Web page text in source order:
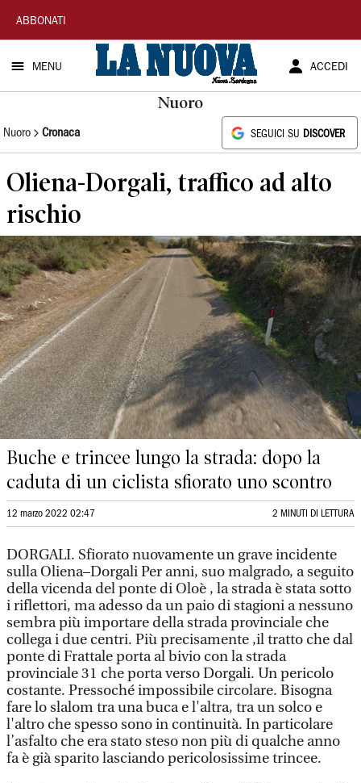
La
Nuova
Sardegna
ABBONATI
MENU ACCEDI
Nuoro
Nuoro Cronaca SEGUICI SU DISCOVER
Oliena-Dorgali, traffico ad alto
rischio
Buche e trincee lungo la strada: dopo la
caduta di un ciclista sfiorato uno scontro
12 marzo 2022 02:47 2 MINUTI DI LETTURA
DORGALI. Sfiorato nuovamente un grave incidente
sulla Oliena–Dorgali Per anni, suo malgrado, a seguito
della vicenda del ponte di Oloè , la strada è stata sotto
i riflettori, ma adesso da un paio di stagioni a nessuno
sembra più importare della strada provinciale che
collega i due centri. Più precisamente ,il tratto che dal
ponte di Frattale porta al bivio con la strada
provinciale 31 che porta verso Dorgali. Un pericolo
costante. Pressoché impossibile circolare. Bisogna
fare lo slalom tra una buca e l'altra, tra un solco e
l'altro che spesso sono in continuità. In particolare
l’asfalto che era stato steso non più di qualche anno
fa è già sparito lasciando pericolosissime trincee.